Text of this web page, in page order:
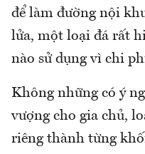
để làm đường nội
lửa, một loại đá rất
nào sử dụng vì chi
Không những có ý
vượng cho gia chủ,
riêng thành từng